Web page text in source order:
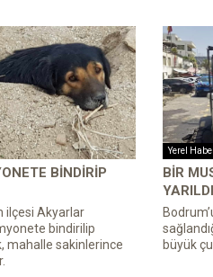
BINDIRIP
ilçesi Akyarlar
bindirilip
mahalle sakinlerince
Yerel
BIR
büyük